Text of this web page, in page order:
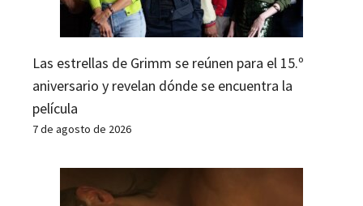
Las estrellas de Grimm se reúnen para el 15.º
aniversario y revelan dónde se encuentra la
película
7 de agosto de 2026